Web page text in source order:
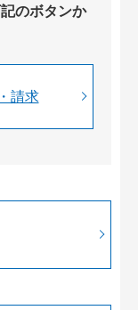
のボタンか
請求